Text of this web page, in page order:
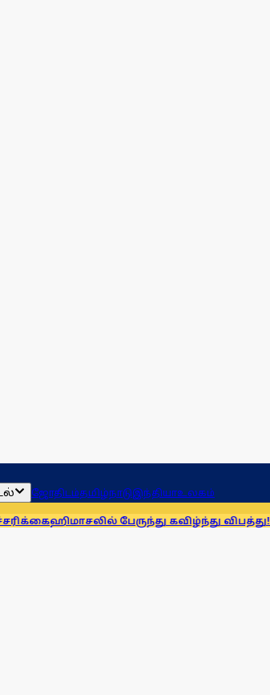
ஜோதிடம்தமிழ்நாடுஇந்தியாஉலகம்
பேருந்து கவிழ்ந்து விபத்து! 7 பேர் பலி,